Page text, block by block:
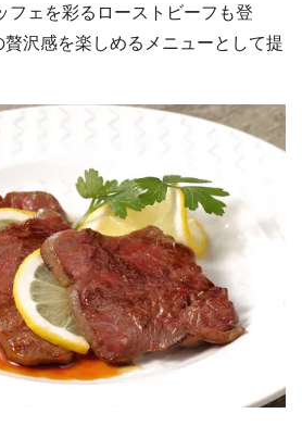
フェを彩るローストビーフも登
沢感を楽しめるメニューとして提